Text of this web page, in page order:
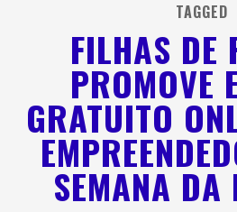
TAGGED
FILHAS DE
PROMOVE
GRATUITO
SEMANA DA